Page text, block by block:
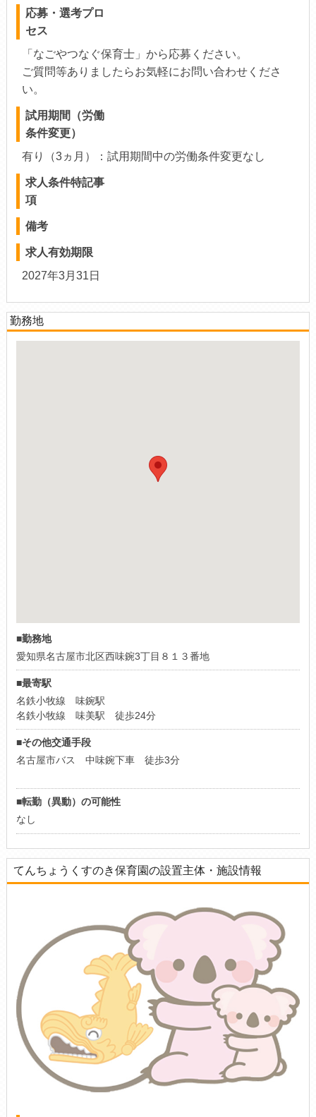
応募・選考プロ
セス
「なごやつなぐ保育士」から応募ください。
ご質問等ありましたらお気軽にお問い合わせくださ
い。
試用期間（労働
条件変更）
有り（3ヵ月）：試用期間中の労働条件変更なし
求人条件特記事
項
備考
求人有効期限
2027年3月31日
勤務地
■勤務地
愛知県名古屋市北区西味鋺3丁目８１３番地
■最寄駅
名鉄小牧線 味鋺駅
名鉄小牧線 味美駅 徒歩24分
■その他交通手段
名古屋市バス 中味鋺下車 徒歩3分
■転勤（異動）の可能性
なし
てんちょうくすのき保育園の設置主体・施設情報